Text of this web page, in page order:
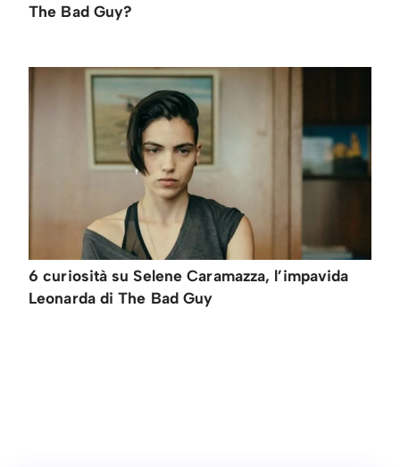
The Bad Guy?
6 curiosità su Selene Caramazza, l’impavida
Leonarda di The Bad Guy